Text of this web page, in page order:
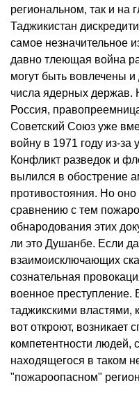
региональном, так и на
Таджикистан
самое незначительное
давно тлеющая война
могут быть вовлечены и
числа ядерных держав.
Россия,
Советский Союз уже
войну в 1971 году из-за
Конфликт разведок и
вылился в обострение
противостояния. Но оно
сравнению с тем
обнародования этих
ли это Душанбе. Если
взаимоисключающих
сознательная
военное преступление.
таджикскими властями,
вот откроют, возникает
компетентности людей,
находящегося в таком
"пожароопасном"